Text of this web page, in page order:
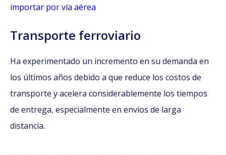
importar por vía aérea
Transporte ferroviario
Ha experimentado un incremento en su demanda en
los últimos años debido a que reduce los costos de
transporte y acelera considerablemente los tiempos
de entrega, especialmente en envíos de larga
distancia.